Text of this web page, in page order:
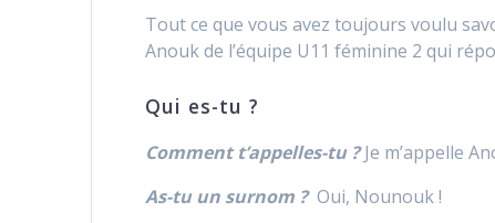
Tout ce que vous avez toujours voulu
Anouk de l’équipe U11 féminine 2 qui
Qui es-tu ?
Comment t’appelles-tu ?Je m’appelle
As-tu un surnom ?Oui, Nounouk !